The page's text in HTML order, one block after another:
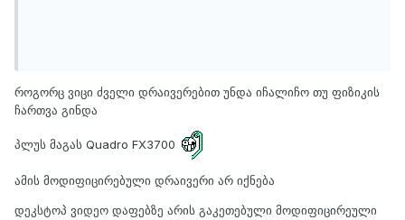
როგორც ვიცი ძველი დრაივერებით უნდა იჩალიჩო თუ ფიზიკის
ჩართვა გინდა
პლუს მაგას Quadro FX3700
ამის მოდიფიცირებული დრაივერი არ იქნება
დეკსტოპ ვიდეო დაფებზე არის გაკეთებული მოდიფიცირეული